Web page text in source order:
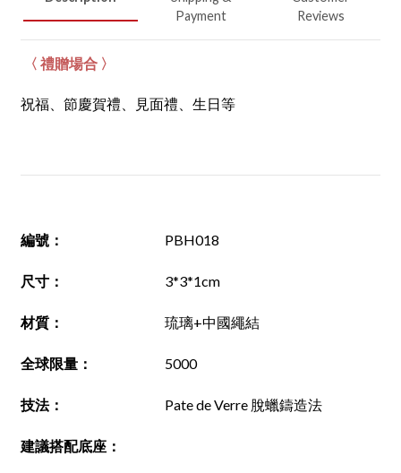
Payment
Reviews
〈 禮贈場合 〉
祝福、節慶賀禮、見面禮、生日等
編號 ： PBH018
尺寸 ： 3*3*1cm
材質 ： 琉璃+中國繩結
全球限量： 5000
技法： Pate de Verre 脫蠟鑄造法
建議搭配底座 ：